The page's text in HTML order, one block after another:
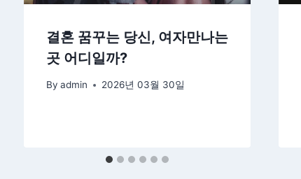
결혼 꿈꾸는 당신, 여자만나는
곳 어디일까?
By admin 2026년 03월 30일